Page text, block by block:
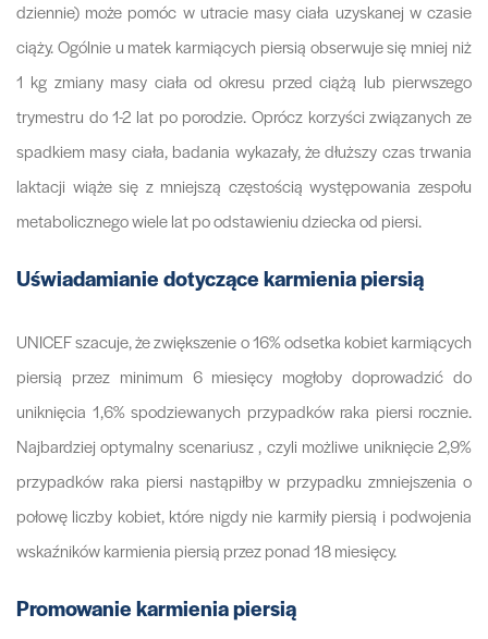
dziennie) może pomóc w utracie masy ciała uzyskanej w czasie
ciąży. Ogólnie u matek karmiących piersią obserwuje się mniej niż
1 kg zmiany masy ciała od okresu przed ciążą lub pierwszego
trymestru do 1-2 lat po porodzie. Oprócz korzyści związanych ze
spadkiem masy ciała, badania wykazały, że dłuższy czas trwania
laktacji wiąże się z mniejszą częstością występowania zespołu
metabolicznego wiele lat po odstawieniu dziecka od piersi.
Uświadamianie dotyczące karmienia piersią
UNICEF szacuje, że zwiększenie o 16% odsetka kobiet karmiących
piersią przez minimum 6 miesięcy mogłoby doprowadzić do
uniknięcia 1,6% spodziewanych przypadków raka piersi rocznie.
Najbardziej optymalny scenariusz , czyli możliwe uniknięcie 2,9%
przypadków raka piersi nastąpiłby w przypadku zmniejszenia o
połowę liczby kobiet, które nigdy nie karmiły piersią i podwojenia
wskaźników karmienia piersią przez ponad 18 miesięcy.
Promowanie karmienia piersią